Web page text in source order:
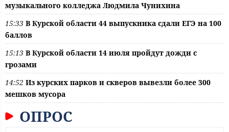
музыкального колледжа Людмила Чунихина
15:33 В Курской области 44 выпускника сдали ЕГЭ на 100
баллов
15:13 В Курской области 14 июля пройдут дожди с
грозами
14:52 Из курских парков и скверов вывезли более 300
мешков мусора
ОПРОС